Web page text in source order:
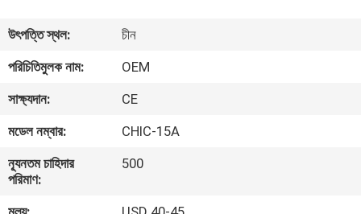
আমাদের
সম্পর্কে
কারখানা
পরিদর্শন
উৎপত্তি স্থল:
চীন
পরিচিতিমুলক নাম:
OEM
সাক্ষ্যদান:
CE
মডেল নম্বার:
CHIC-15A
ন্যূনতম চাহিদার
পরিমাণ:
500